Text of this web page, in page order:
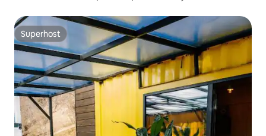
Superhost
Superhost